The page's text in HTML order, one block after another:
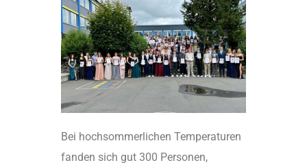
Bei hochsommerlichen Temperaturen
fanden sich gut 300 Personen,